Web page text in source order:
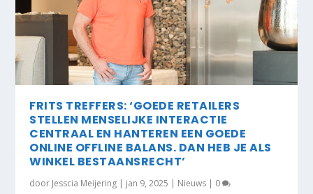
FRITS TREFFERS: ‘GOEDE RETAILERS
STELLEN MENSELIJKE INTERACTIE
CENTRAAL EN HANTEREN EEN GOEDE
ONLINE OFFLINE BALANS. DAN HEB JE ALS
WINKEL BESTAANSRECHT’
door Jesscia Meijering | jan 9, 2025 | Nieuws | 0